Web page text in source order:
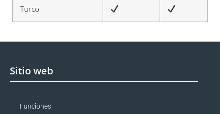
Turco
Sitio web
Funciones